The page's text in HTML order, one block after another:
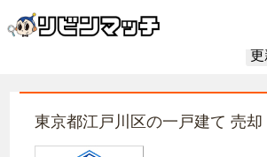
東京都江戸川区の一戸建て 売却